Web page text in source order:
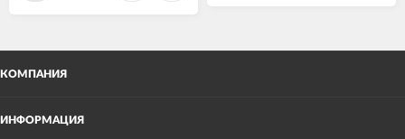
КОМПАНИЯ
ИНФОРМАЦИЯ